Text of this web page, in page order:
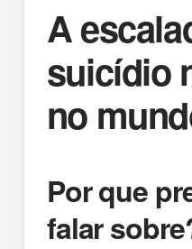
A
suicídio
no
Por que
falar